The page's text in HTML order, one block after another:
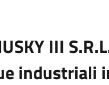
III
industriali